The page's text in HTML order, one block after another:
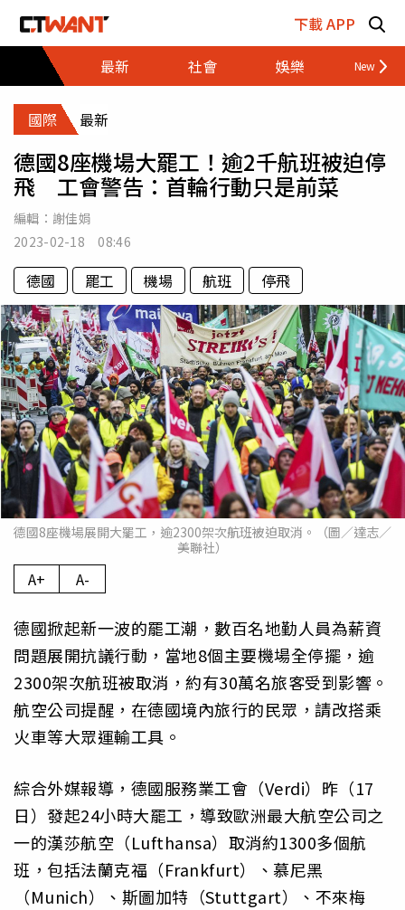
下載 APP
最新
社會 娛樂 財經
國際 最新
德國8座機場大罷工！逾2千航班被迫停
飛 工會警告：首輪行動只是前菜
編輯： 謝佳娟
2023-02-18 08:46
德國 罷工 機場 航班 停飛
德國8座機場展開大罷工，逾2300架次航班被迫取消。（圖／達志／
美聯社）
A+ A-
德國掀起新一波的罷工潮，數百名地勤人員為薪資
問題展開抗議行動，當地8個主要機場全停擺，逾
2300架次航班被取消，約有30萬名旅客受到影響。
航空公司提醒，在德國境內旅行的民眾，請改搭乘
火車等大眾運輸工具。
綜合外媒報導，德國服務業工會（Verdi）昨（17
日）發起24小時大罷工，導致歐洲最大航空公司之
一的漢莎航空（Lufthansa）取消約1300多個航
班，包括法蘭克福（Frankfurt）、慕尼黑
（Munich）、斯圖加特（Stuttgart）、不來梅